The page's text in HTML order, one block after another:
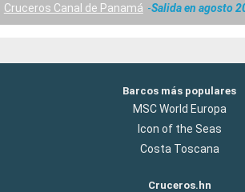
Cruceros Canal de Panamá
Salida en agosto
Barcos más populares
MSC World Europa
Icon of the Seas
Costa Toscana
Cruceros.hn